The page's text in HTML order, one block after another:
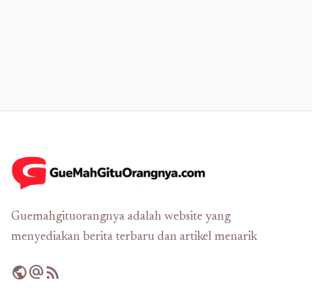
Guemahgituorangnya adalah website yang
menyediakan berita terbaru dan artikel menarik
publicalternate_emailrss_feed